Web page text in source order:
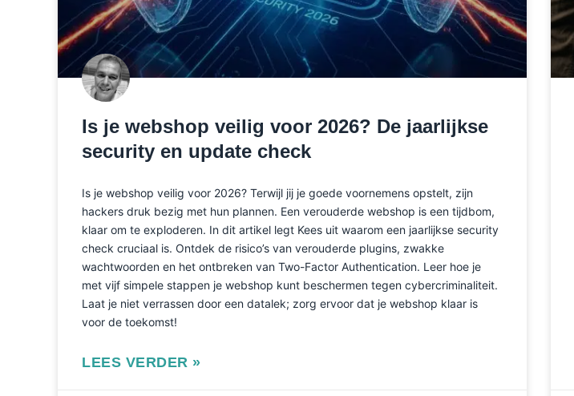
Is je webshop veilig voor 2026? De jaarlijkse
security en update check
Is je webshop veilig voor 2026? Terwijl jij je goede voornemens opstelt, zijn
hackers druk bezig met hun plannen. Een verouderde webshop is een tijdbom,
klaar om te exploderen. In dit artikel legt Kees uit waarom een jaarlijkse security
check cruciaal is. Ontdek de risico’s van verouderde plugins, zwakke
wachtwoorden en het ontbreken van Two-Factor Authentication. Leer hoe je
met vijf simpele stappen je webshop kunt beschermen tegen cybercriminaliteit.
Laat je niet verrassen door een datalek; zorg ervoor dat je webshop klaar is
voor de toekomst!
LEES VERDER »